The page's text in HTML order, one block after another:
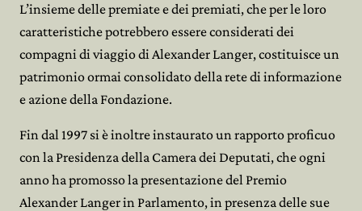
L’insieme delle premiate e dei premiati, che per le loro
caratteristiche potrebbero essere considerati dei
compagni di viaggio di Alexander Langer, costituisce un
patrimonio ormai consolidato della rete di informazione
e azione della Fondazione.
Fin dal 1997 si è inoltre instaurato un rapporto proficuo
con la Presidenza della Camera dei Deputati, che ogni
anno ha promosso la presentazione del Premio
Alexander Langer in Parlamento, in presenza delle sue